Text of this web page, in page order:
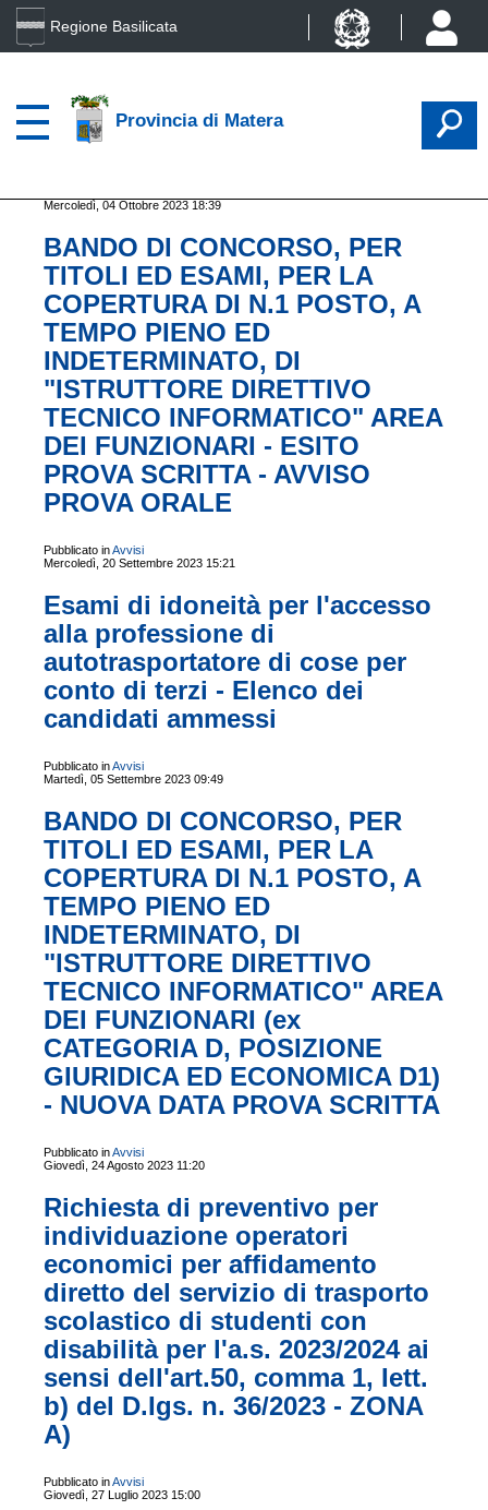
Regione Basilicata
Provincia di Matera
Mercoledì, 04 Ottobre 2023 18:39
BANDO DI CONCORSO, PER
TITOLI ED ESAMI, PER LA
COPERTURA DI N.1 POSTO, A
TEMPO PIENO ED
INDETERMINATO, DI
"ISTRUTTORE DIRETTIVO
TECNICO INFORMATICO" AREA
DEI FUNZIONARI - ESITO
PROVA SCRITTA - AVVISO
PROVA ORALE
Pubblicato inAvvisi
Mercoledì, 20 Settembre 2023 15:21
Esami di idoneità per l'accesso
alla professione di
autotrasportatore di cose per
conto di terzi - Elenco dei
candidati ammessi
Pubblicato inAvvisi
Martedì, 05 Settembre 2023 09:49
BANDO DI CONCORSO, PER
TITOLI ED ESAMI, PER LA
COPERTURA DI N.1 POSTO, A
TEMPO PIENO ED
INDETERMINATO, DI
"ISTRUTTORE DIRETTIVO
TECNICO INFORMATICO" AREA
DEI FUNZIONARI (ex
CATEGORIA D, POSIZIONE
GIURIDICA ED ECONOMICA D1)
- NUOVA DATA PROVA SCRITTA
Pubblicato inAvvisi
Giovedì, 24 Agosto 2023 11:20
Richiesta di preventivo per
individuazione operatori
economici per affidamento
diretto del servizio di trasporto
scolastico di studenti con
disabilità per l'a.s. 2023/2024 ai
sensi dell'art.50, comma 1, Iett.
b) del D.Igs. n. 36/2023 - ZONA
A)
Pubblicato inAvvisi
Giovedì, 27 Luglio 2023 15:00